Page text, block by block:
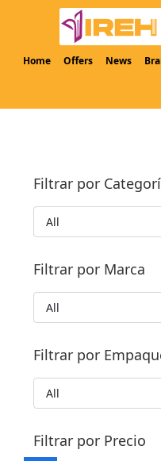
Home Offers News
Filtrar por
All
Filtrar por Marca
All
Filtrar por
All
Filtrar por Precio